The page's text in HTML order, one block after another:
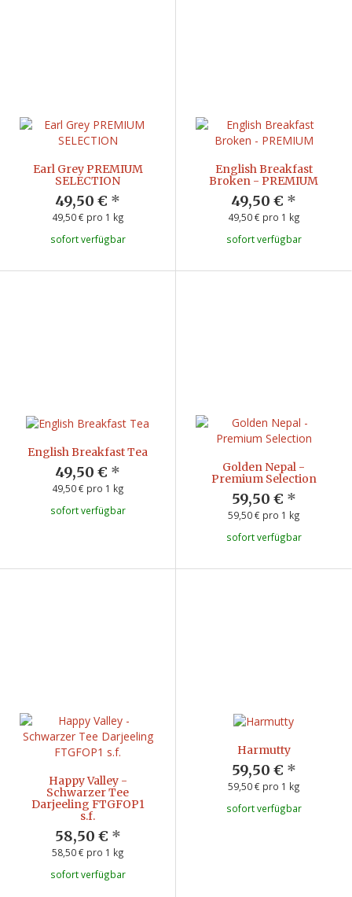
Earl Grey PREMIUM
SELECTION
49,50 € *
49,50 € pro 1 kg
sofort verfügbar
English Breakfast
Broken - PREMIUM
49,50 € *
49,50 € pro 1 kg
sofort verfügbar
English Breakfast Tea
49,50 € *
49,50 € pro 1 kg
sofort verfügbar
Golden Nepal -
Premium Selection
59,50 € *
59,50 € pro 1 kg
sofort verfügbar
Happy Valley -
Schwarzer Tee
Darjeeling FTGFOP1
s.f.
58,50 € *
58,50 € pro 1 kg
sofort verfügbar
Harmutty
59,50 € *
59,50 € pro 1 kg
sofort verfügbar